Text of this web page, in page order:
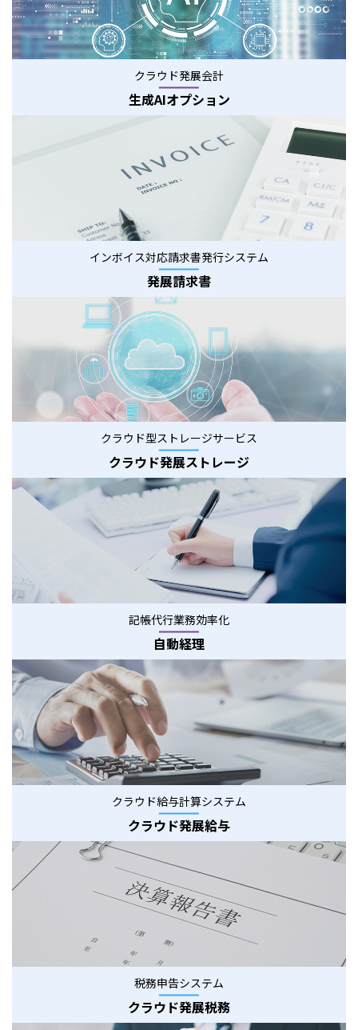
クラウド発展会計
生成AIオプション
インボイス対応請求書発行システム
発展請求書
クラウド型ストレージサービス
クラウド発展ストレージ
記帳代行業務効率化
自動経理
クラウド給与計算システム
クラウド発展給与
税務申告システム
クラウド発展税務